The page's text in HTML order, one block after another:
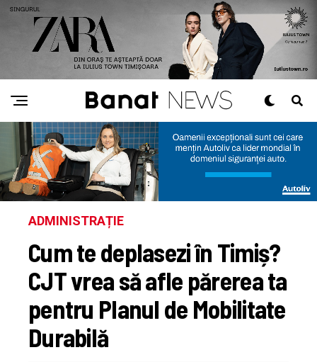
ADMINISTRAȚIE
Cum te deplasezi în Timiș?
CJT vrea să afle părerea ta
pentru Planul de Mobilitate
Durabilă